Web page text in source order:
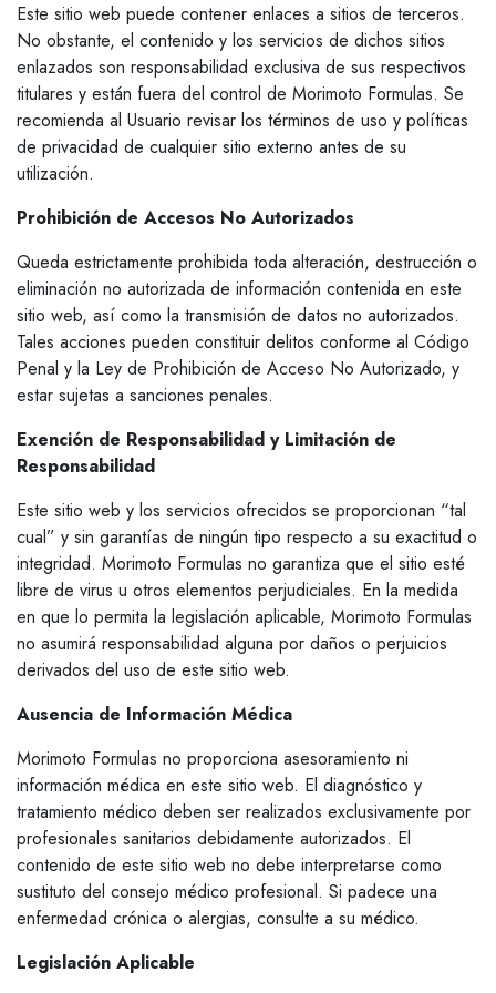
Este sitio web puede contener enlaces a sitios de terceros.
No obstante, el contenido y los servicios de dichos sitios
enlazados son responsabilidad exclusiva de sus respectivos
titulares y están fuera del control de Morimoto Formulas. Se
recomienda al Usuario revisar los términos de uso y políticas
de privacidad de cualquier sitio externo antes de su
utilización.
Prohibición de Accesos No Autorizados
Queda estrictamente prohibida toda alteración, destrucción o
eliminación no autorizada de información contenida en este
sitio web, así como la transmisión de datos no autorizados.
Tales acciones pueden constituir delitos conforme al Código
Penal y la Ley de Prohibición de Acceso No Autorizado, y
estar sujetas a sanciones penales.
Exención de Responsabilidad y Limitación de
Responsabilidad
Este sitio web y los servicios ofrecidos se proporcionan “tal
cual” y sin garantías de ningún tipo respecto a su exactitud o
integridad. Morimoto Formulas no garantiza que el sitio esté
libre de virus u otros elementos perjudiciales. En la medida
en que lo permita la legislación aplicable, Morimoto Formulas
no asumirá responsabilidad alguna por daños o perjuicios
derivados del uso de este sitio web.
Ausencia de Información Médica
Morimoto Formulas no proporciona asesoramiento ni
información médica en este sitio web. El diagnóstico y
tratamiento médico deben ser realizados exclusivamente por
profesionales sanitarios debidamente autorizados. El
contenido de este sitio web no debe interpretarse como
sustituto del consejo médico profesional. Si padece una
enfermedad crónica o alergias, consulte a su médico.
Legislación Aplicable